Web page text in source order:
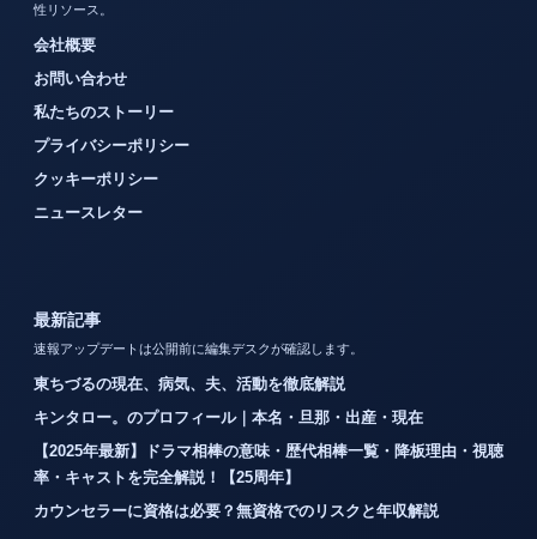
性リソース。
会社概要
お問い合わせ
私たちのストーリー
プライバシーポリシー
クッキーポリシー
ニュースレター
最新記事
速報アップデートは公開前に編集デスクが確認します。
東ちづるの現在、病気、夫、活動を徹底解説
キンタロー。のプロフィール｜本名・旦那・出産・現在
【2025年最新】ドラマ相棒の意味・歴代相棒一覧・降板理由・視聴
率・キャストを完全解説！【25周年】
カウンセラーに資格は必要？無資格でのリスクと年収解説